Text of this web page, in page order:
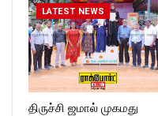
LATEST NEWS
திருச்சி ஜமால் முகமது